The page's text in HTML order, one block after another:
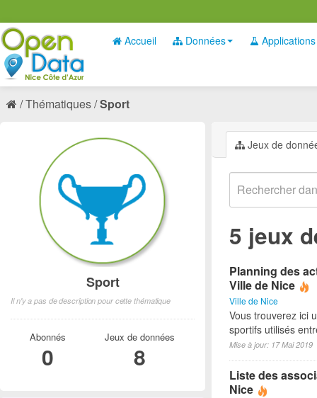
Accueil Données Applications
Thématiques Sport
Jeux de
5 jeux
Planning des
Ville de Nice
Ville de Nice
Vous trouverez ici
sportifs utilisés
Mise à jour: 17 Mai 2019
Liste des
Nice
Sport
Il n'y a pas de description pour cette thématique
Abonnés
0
Jeux de données
8